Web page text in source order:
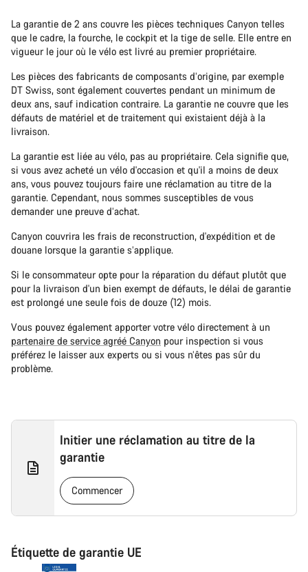
La garantie de 2 ans couvre les pièces techniques Canyon telles
que le cadre, la fourche, le cockpit et la tige de selle. Elle entre en
vigueur le jour où le vélo est livré au premier propriétaire.
Les pièces des fabricants de composants d’origine, par exemple
DT Swiss, sont également couvertes pendant un minimum de
deux ans, sauf indication contraire. La garantie ne couvre que les
défauts de matériel et de traitement qui existaient déjà à la
livraison.
La garantie est liée au vélo, pas au propriétaire. Cela signifie que,
si vous avez acheté un vélo d'occasion et qu'il a moins de deux
ans, vous pouvez toujours faire une réclamation au titre de la
garantie. Cependant, nous sommes susceptibles de vous
demander une preuve d’achat.
Canyon couvrira les frais de reconstruction, d'expédition et de
douane lorsque la garantie s’applique.
Si le consommateur opte pour la réparation du défaut plutôt que
pour la livraison d'un bien exempt de défauts, le délai de garantie
est prolongé une seule fois de douze (12) mois.
Vous pouvez également apporter votre vélo directement à un
partenaire de service agréé Canyon pour inspection si vous
préférez le laisser aux experts ou si vous n’êtes pas sûr du
problème.
Initier une réclamation au titre de la
garantie
Commencer
Étiquette de garantie UE